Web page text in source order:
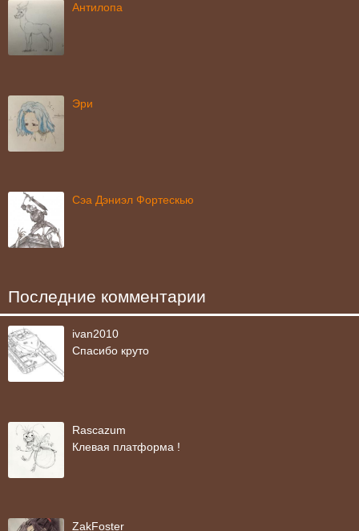
Антилопа
Эри
Сэа Дэниэл Фортескью
Последние комментарии
ivan2010
Спасибо круто
Rascazum
Клевая платформа !
ZakFoster